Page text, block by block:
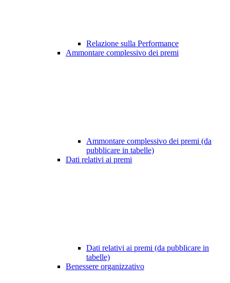
Relazione sulla Performance
Ammontare complessivo dei premi
Ammontare complessivo dei premi (da
pubblicare in tabelle)
Dati relativi ai premi
Dati relativi ai premi (da pubblicare in
tabelle)
Benessere organizzativo